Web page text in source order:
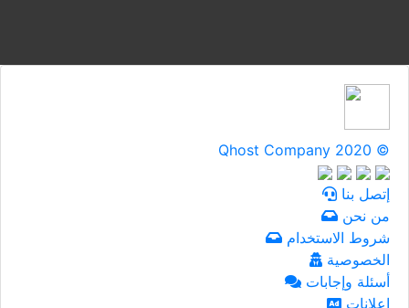
Qhost Company 2020 ©
إتصل بنا
من نحن
شروط الاستخدام
الخصوصية
أسئلة وإجابات
إعلانات